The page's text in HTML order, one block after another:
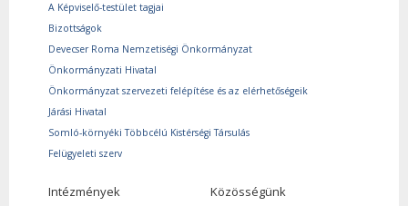
A Képviselő-testület tagjai
Bizottságok
Devecser Roma Nemzetiségi Önkormányzat
Önkormányzati Hivatal
Önkormányzat szervezeti felépítése és az elérhetőségeik
Járási Hivatal
Somló-környéki Többcélú Kistérségi Társulás
Felügyeleti szerv
Intézmények Közösségünk